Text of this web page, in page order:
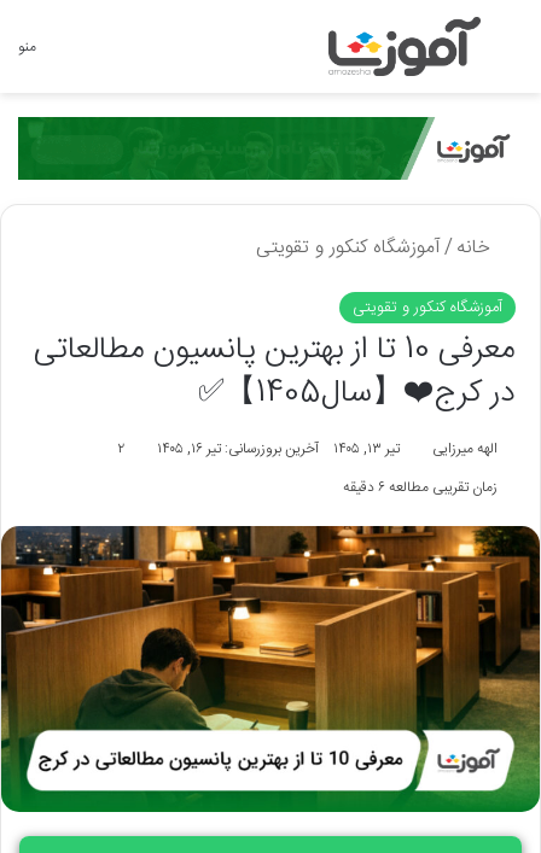
منو جستجو برای
خانه/آموزشگاه کنکور و تقویتی
آموزشگاه کنکور و تقویتی
معرفی 10 تا از بهترین پانسیون مطالعاتی
در کرج❤️【سال1405】✅
الهه میرزایی تیر ۱۳, ۱۴۰۵ آخرین بروزرسانی: تیر ۱۶, ۱۴۰۵
۲
زمان تقریبی مطالعه ۶ دقیقه